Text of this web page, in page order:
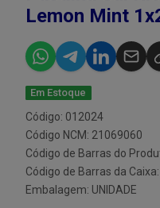
Lemon Mint
Em Estoque
Código: 012024
Código NCM: 21069060
Código de Barras do
Código de Barras da
Embalagem: UNIDADE